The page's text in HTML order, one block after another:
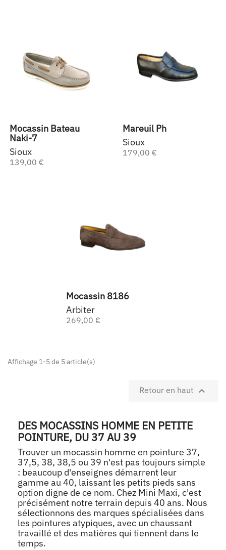
Mocassin Bateau
Naki-7
Sioux
139,00 €
Mareuil Ph
Sioux
179,00 €
Mocassin 8186
Arbiter
269,00 €
Affichage 1-5 de 5 article(s)
Retour en haut 
DES MOCASSINS HOMME EN PETITE
POINTURE, DU 37 AU 39
Trouver un mocassin homme en pointure 37,
37,5, 38, 38,5 ou 39 n'est pas toujours simple
: beaucoup d'enseignes démarrent leur
gamme au 40, laissant les petits pieds sans
option digne de ce nom. Chez Mini Maxi, c'est
précisément notre terrain depuis 40 ans. Nous
sélectionnons des marques spécialisées dans
les pointures atypiques, avec un chaussant
travaillé et des matières qui tiennent dans le
temps.